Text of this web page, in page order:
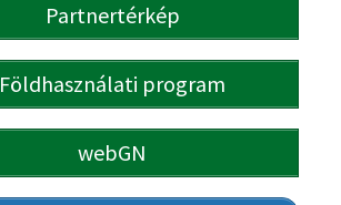
Partnertérkép
Földhasználati program
webGN